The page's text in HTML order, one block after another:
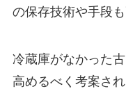
の保存技術や手段
冷蔵庫がなかった
高めるべく考案さ